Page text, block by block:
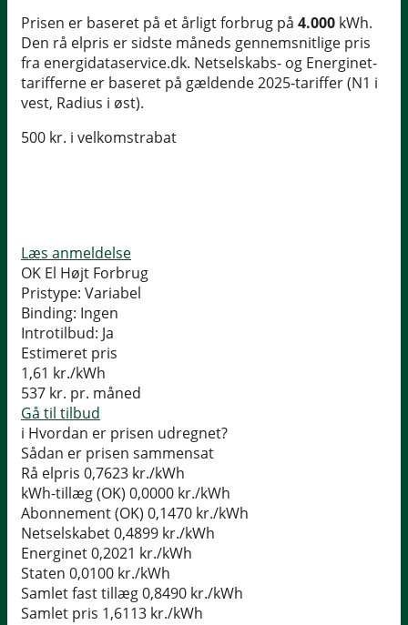
Prisen er baseret på et årligt forbrug på 4.000 kWh.
Den rå elpris er sidste måneds gennemsnitlige pris
fra energidataservice.dk. Netselskabs- og Energinet-
tarifferne er baseret på gældende 2025-tariffer (N1 i
vest, Radius i øst).
500 kr. i velkomstrabat
Læs anmeldelse
OK El Højt Forbrug
Pristype: Variabel
Binding: Ingen
Introtilbud: Ja
Estimeret pris
1,61 kr./kWh
537 kr. pr. måned
Gå til tilbud
i Hvordan er prisen udregnet?
Sådan er prisen sammensat
Rå elpris 0,7623 kr./kWh
kWh-tillæg (OK) 0,0000 kr./kWh
Abonnement (OK) 0,1470 kr./kWh
Netselskabet0,4899 kr./kWh
Energinet0,2021 kr./kWh
Staten 0,0100 kr./kWh
Samlet fast tillæg0,8490 kr./kWh
Samlet pris 1,6113 kr./kWh